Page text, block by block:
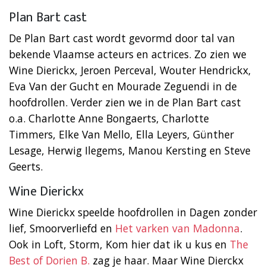
Plan Bart cast
De Plan Bart cast wordt gevormd door tal van
bekende Vlaamse acteurs en actrices. Zo zien we
Wine Dierickx, Jeroen Perceval, Wouter Hendrickx,
Eva Van der Gucht en Mourade Zeguendi in de
hoofdrollen. Verder zien we in de Plan Bart cast
o.a. Charlotte Anne Bongaerts, Charlotte
Timmers, Elke Van Mello, Ella Leyers, Günther
Lesage, Herwig Ilegems, Manou Kersting en Steve
Geerts.
Wine Dierickx
Wine Dierickx speelde hoofdrollen in Dagen zonder
lief, Smoorverliefd en Het varken van Madonna.
Ook in Loft, Storm, Kom hier dat ik u kus en The
Best of Dorien B. zag je haar. Maar Wine Dierckx